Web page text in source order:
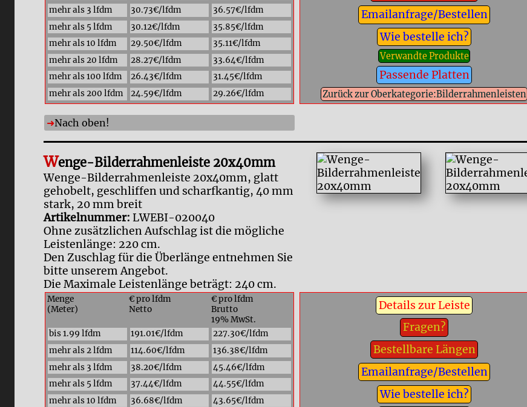
mehr als 3 lfdm
30.73€/lfdm
36.57€/lfdm
mehr als 5 lfdm
30.12€/lfdm
35.85€/lfdm
mehr als 10 lfdm
29.50€/lfdm
35.11€/lfdm
mehr als 20 lfdm
28.27€/lfdm
33.64€/lfdm
mehr als 100 lfdm
26.43€/lfdm
31.45€/lfdm
mehr als 200 lfdm
24.59€/lfdm 29.26€/lfdm
Emailanfrage/Bestellen
Wie bestelle ich?
Verwandte Produkte
Passende Platten
Zurück zur Oberkategorie:Bilderrahmenleisten
Nach oben!
Wenge-Bilderrahmenleiste 20x40mm
Wenge-Bilderrahmenleiste 20x40mm, glatt
gehobelt, geschliffen und scharfkantig, 40 mm
stark, 20 mm breit
Artikelnummer: LWEBI-020040
Ohne zusätzlichen Aufschlag ist die mögliche
Leistenlänge: 220 cm.
Den Zuschlag für die Überlänge entnehmen Sie
bitte unserem Angebot.
Die Maximale Leistenlänge beträgt: 240 cm.
Menge
(Meter)
€ pro lfdm
Netto
€ pro lfdm
Brutto
19% MwSt.
bis 1.99 lfdm
191.01€/lfdm
227.30€/lfdm
mehr als 2 lfdm
114.60€/lfdm
136.38€/lfdm
mehr als 3 lfdm
38.20€/lfdm
45.46€/lfdm
mehr als 5 lfdm
37.44€/lfdm
44.55€/lfdm
mehr als 10 lfdm
36.68€/lfdm
43.65€/lfdm
Details zur Leiste
Fragen?
Bestellbare Längen
Emailanfrage/Bestellen
Wie bestelle ich?